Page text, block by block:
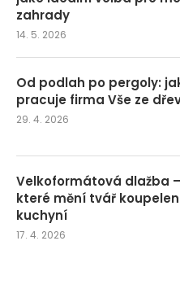
zahrady
14. 5. 2026
Od podlah po pergoly:
pracuje firma Vše ze
29. 4. 2026
Velkoformátová dlažba
které mění tvář
kuchyní
17. 4. 2026